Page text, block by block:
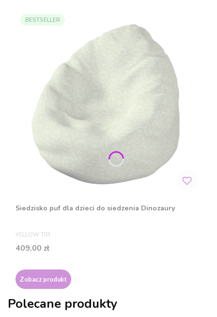
BESTSELLER
Siedzisko puf dla dzieci do siedzenia Dinozaury
PRODUCENT
YELLOW TIPI
Cena
409,00 zł
Zobacz produkt
Polecane produkty